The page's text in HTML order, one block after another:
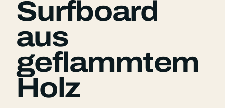
Surfboard
aus
geflammtem
Holz